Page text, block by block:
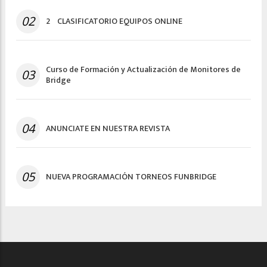
02 2º CLASIFICATORIO EQUIPOS ONLINE
03 Curso de Formación y Actualización de Monitores de
Bridge
04 ANUNCIATE EN NUESTRA REVISTA
05 NUEVA PROGRAMACIÓN TORNEOS FUNBRIDGE